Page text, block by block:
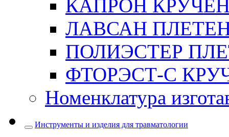
КАПРОН
ЛАВСАН
ПОЛИЭСТЕР
ФТОРЭСТ-С
Номенклатура
Инструменты и изделия для травматологии